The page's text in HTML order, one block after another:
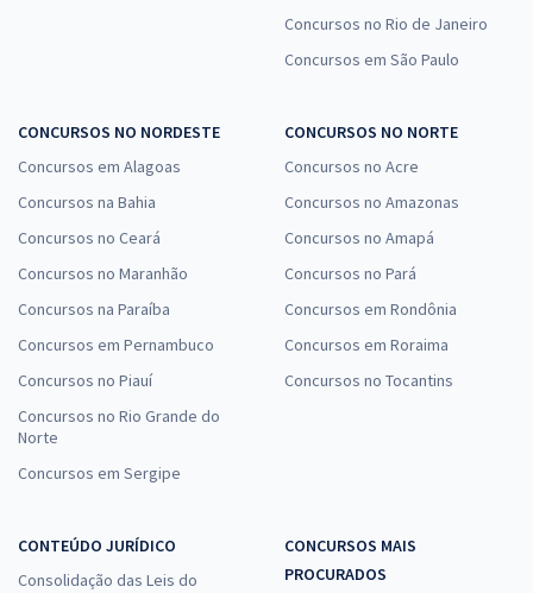
Concursos no Rio de Janeiro
Concursos em São Paulo
CONCURSOS NO NORDESTE
Concursos em Alagoas
Concursos na Bahia
Concursos no Ceará
Concursos no Maranhão
Concursos na Paraíba
Concursos em Pernambuco
Concursos no Piauí
Concursos no Rio Grande do
Norte
Concursos em Sergipe
CONCURSOS NO NORTE
Concursos no Acre
Concursos no Amazonas
Concursos no Amapá
Concursos no Pará
Concursos em Rondônia
Concursos em Roraima
Concursos no Tocantins
CONTEÚDO JURÍDICO
Consolidação das Leis do
CONCURSOS MAIS
PROCURADOS